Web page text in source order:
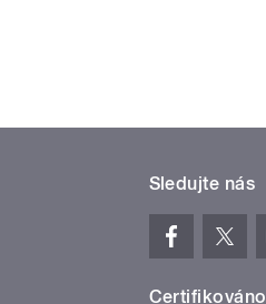
Sledujte nás
Certifikováno